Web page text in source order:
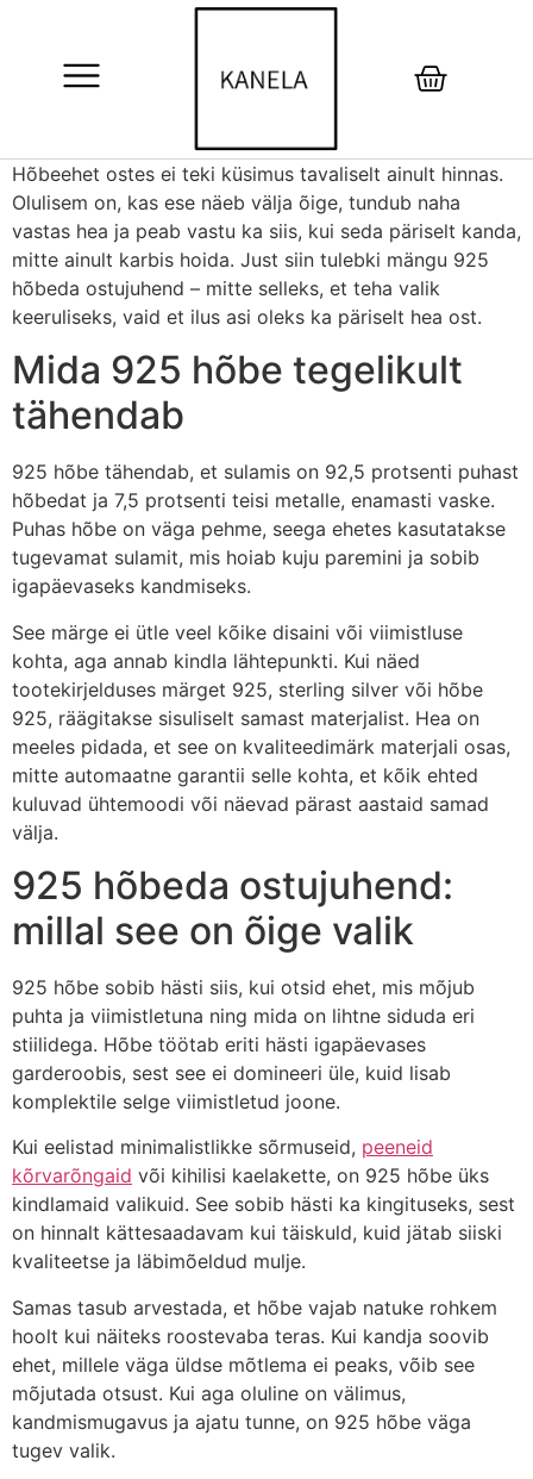
Hõbeehet ostes ei teki küsimus tavaliselt ainult hinnas.
Olulisem on, kas ese näeb välja õige, tundub naha
vastas hea ja peab vastu ka siis, kui seda päriselt kanda,
mitte ainult karbis hoida. Just siin tulebki mängu 925
hõbeda ostujuhend – mitte selleks, et teha valik
keeruliseks, vaid et ilus asi oleks ka päriselt hea ost.
Mida 925 hõbe tegelikult
tähendab
925 hõbe tähendab, et sulamis on 92,5 protsenti puhast
hõbedat ja 7,5 protsenti teisi metalle, enamasti vaske.
Puhas hõbe on väga pehme, seega ehetes kasutatakse
tugevamat sulamit, mis hoiab kuju paremini ja sobib
igapäevaseks kandmiseks.
See märge ei ütle veel kõike disaini või viimistluse
kohta, aga annab kindla lähtepunkti. Kui näed
tootekirjelduses märget 925, sterling silver või hõbe
925, räägitakse sisuliselt samast materjalist. Hea on
meeles pidada, et see on kvaliteedimärk materjali osas,
mitte automaatne garantii selle kohta, et kõik ehted
kuluvad ühtemoodi või näevad pärast aastaid samad
välja.
925 hõbeda ostujuhend:
millal see on õige valik
925 hõbe sobib hästi siis, kui otsid ehet, mis mõjub
puhta ja viimistletuna ning mida on lihtne siduda eri
stiilidega. Hõbe töötab eriti hästi igapäevases
garderoobis, sest see ei domineeri üle, kuid lisab
komplektile selge viimistletud joone.
Kui eelistad minimalistlikke sõrmuseid, peeneid
kõrvarõngaid või kihilisi kaelakette, on 925 hõbe üks
kindlamaid valikuid. See sobib hästi ka kingituseks, sest
on hinnalt kättesaadavam kui täiskuld, kuid jätab siiski
kvaliteetse ja läbimõeldud mulje.
Samas tasub arvestada, et hõbe vajab natuke rohkem
hoolt kui näiteks roostevaba teras. Kui kandja soovib
ehet, millele väga üldse mõtlema ei peaks, võib see
mõjutada otsust. Kui aga oluline on välimus,
kandmismugavus ja ajatu tunne, on 925 hõbe väga
tugev valik.